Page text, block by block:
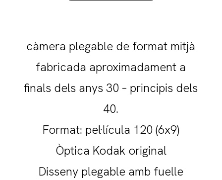
càmera plegable de format mitjà
fabricada aproximadament a
finals dels anys 30 – principis dels
40.
Format: pel·lícula 120 (6x9)
Òptica Kodak original
Disseny plegable amb fuelle